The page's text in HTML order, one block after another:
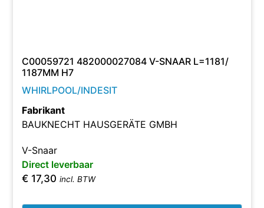
C00059721 482000027084 V-SNAAR L=1181/
1187MM H7
WHIRLPOOL/INDESIT
Fabrikant
BAUKNECHT HAUSGERÄTE GMBH
V-Snaar
Direct leverbaar
€ 17,30 incl. BTW